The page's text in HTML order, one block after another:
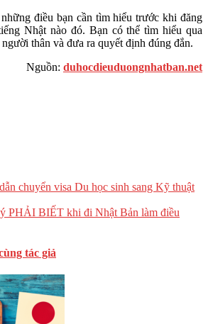
điều bạn cần tìm hiểu trước khi đăng
Nhật nào đó. Bạn có thể tìm hiểu qua
thân và đưa ra quyết định đúng đắn.
Nguồn: duhocdieuduongnhatban.net
chuyển visa Du học sinh sang Kỹ thuật
PHẢI BIẾT khi đi Nhật Bản làm điều
tác giả